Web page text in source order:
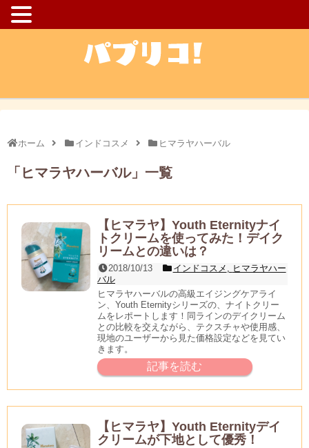
ホーム インドコスメ ヒマラヤハーバル
「 ヒマラヤハーバル」 一覧
【ヒマラヤ】Youth Eternityナイ
トクリームを使ってみた！デイク
リームとの違いは？
2018/10/13 インドコスメ , ヒマラヤハー
バル
ヒマラヤハーバルの高級エイジングケアライ
ン、Youth Eternityシリーズの、ナイトクリー
ムをレポートします！同ラインのデイクリーム
との比較を交えながら、テクスチャや使用感、
現地のユーザーから見た価格設定などを見てい
きます。
記事を読む
【ヒマラヤ】Youth Eternityデイ
クリームが下地として優秀！